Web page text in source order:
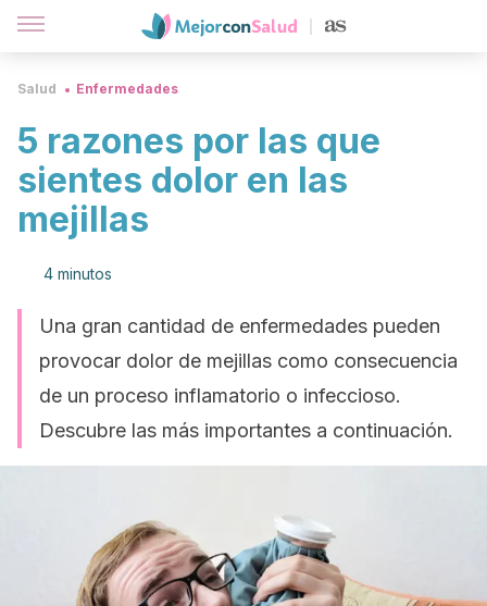
Salud Enfermedades
5 razones por las que
sientes dolor en las
mejillas
4 minutos
Una gran cantidad de enfermedades pueden
provocar dolor de mejillas como consecuencia
de un proceso inflamatorio o infeccioso.
Descubre las más importantes a continuación.